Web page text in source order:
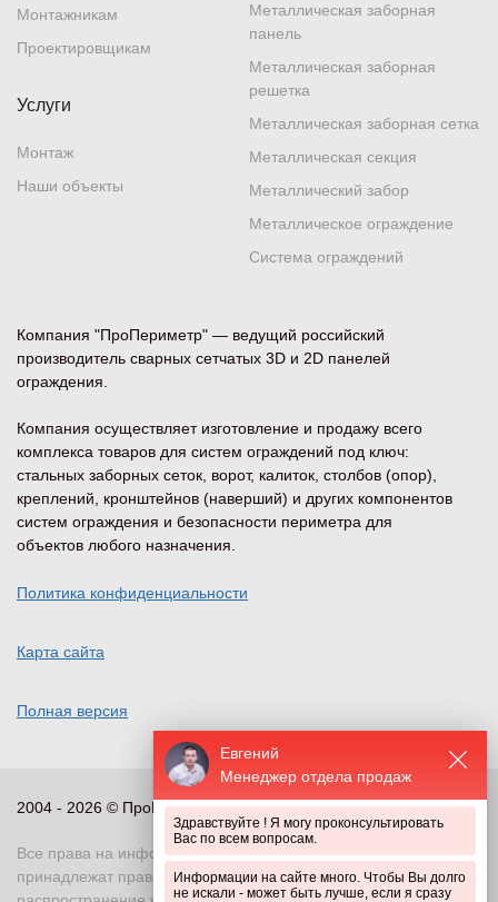
Евгений
Менеджер отдела продаж
Здравствуйте ! Я могу проконсультировать
Вас по всем вопросам.
Информации на сайте много. Чтобы Вы долго
не искали - может быть лучше, если я сразу
Компания "ПроПериметр" — ведущий российский
производитель сварных сетчатых 3D и 2D панелей
ограждения.
Компания осуществляет изготовление и продажу всего
комплекса товаров для систем ограждений под ключ:
стальных заборных сеток, ворот, калиток, столбов (опор),
креплений, кронштейнов (наверший) и других компонентов
систем ограждения и безопасности периметра для
объектов любого назначения.
Политика конфиденциальности
Карта сайта
Полная версия
Металлическая заборная
панель
Металлическая заборная
решетка
Металлическая заборная сетка
Металлическая секция
Металлический забор
Металлическое ограждение
Система ограждений
Монтажникам
Проектировщикам
Услуги
Монтаж
Наши объекты
2004 - 2026 © ПроПериметр, все права защищены
Все права на информационные и иные материалы сайта
принадлежат правообладателю. Воспроизведение или